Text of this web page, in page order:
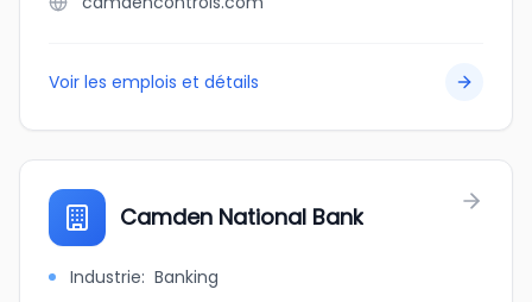
Voir les emplois et détails
Camden National Bank
Industrie: Banking